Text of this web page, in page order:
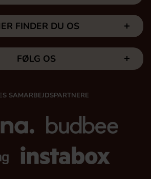
FINDER DU OS
FØLG OS
SAMARBEJDSPARTNERE